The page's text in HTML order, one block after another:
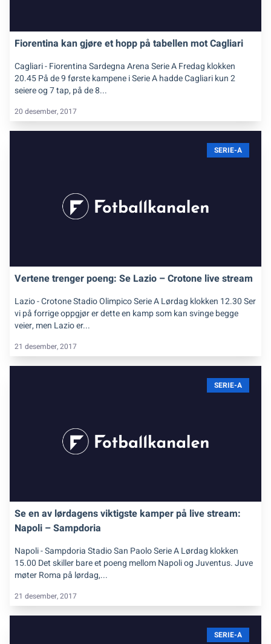
Fiorentina kan gjøre et hopp på tabellen mot Cagliari
Cagliari - Fiorentina Sardegna Arena Serie A Fredag klokken
20.45 På de 9 første kampene i Serie A hadde Cagliari kun 2
seiere og 7 tap, på de 8...
20 desember, 2017
SERIE-A
Vertene trenger poeng: Se Lazio – Crotone live stream
Lazio - Crotone Stadio Olimpico Serie A Lørdag klokken 12.30 Ser
vi på forrige oppgjør er dette en kamp som kan svinge begge
veier, men Lazio er...
21 desember, 2017
SERIE-A
Se en av lørdagens viktigste kamper på live stream:
Napoli – Sampdoria
Napoli - Sampdoria Stadio San Paolo Serie A Lørdag klokken
15.00 Det skiller bare et poeng mellom Napoli og Juventus. Juve
møter Roma på lørdag,...
21 desember, 2017
SERIE-A